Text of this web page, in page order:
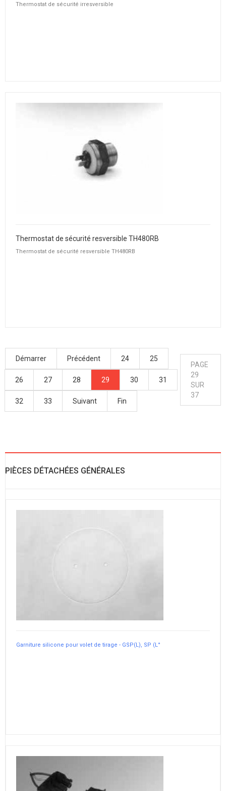
Thermostat de sécurité irresversible
Thermostat de sécurité resversible TH480RB
Thermostat de sécurité resversible TH480RB
Démarrer Précédent 24 25
26 27 28 29 30 31
32 33 Suivant Fin
PAGE
29
SUR
37
PIÈCES DÉTACHÉES GÉNÉRALES
Garniture silicone pour volet de tirage - GSP(L), SP (L°